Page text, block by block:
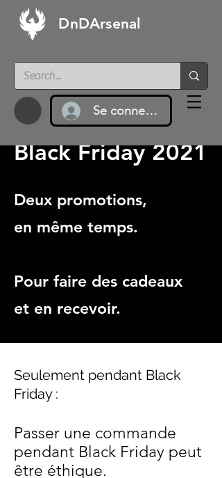
DnDArsenal
Se connecter
Black Friday 2021
Deux promotions,
en même temps.
Pour faire des cadeaux
et en recevoir.
Seulement pendant Black
Friday :
Passer une commande
pendant Black Friday peut
être éthique.